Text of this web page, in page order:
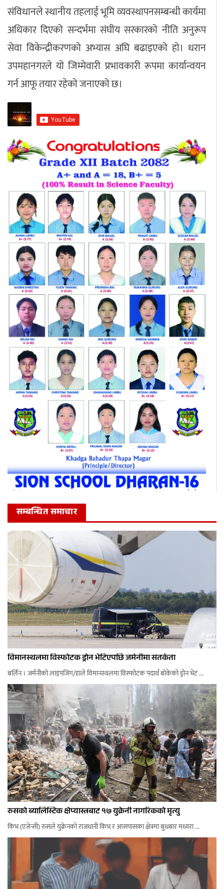
संविधानले स्थानीय तहलाई भूमि व्यवस्थापनसम्बन्धी कार्यमा
अधिकार दिएको सन्दर्भमा संघीय सरकारको नीति अनुरूप
सेवा विकेन्द्रीकरणको अभ्यास अघि बढाइएको हो। धरान
उपमहानगरले यो जिम्मेवारी प्रभावकारी रूपमा कार्यान्वयन
गर्न आफू तयार रहेको जनाएको छ।
सम्बन्धित समाचार
विमानस्थलमा विस्फोटक ड्रोन भेटिएपछि जर्मनीमा सतर्कता
बर्लिन । जर्मनीको लाइपजिग/हाले विमानस्थलमा विस्फोटक पदार्थ बोकेको ड्रोन भेट ...
रुसको ब्यालिस्टिक क्षेप्यास्त्रबाट १७ युक्रेनी नागरिकको मृत्यु
किभ (एजेन्सी) रुसले युक्रेनको राजधानी किभ र आसपासका क्षेत्रमा बुधबार मध्यरा ...